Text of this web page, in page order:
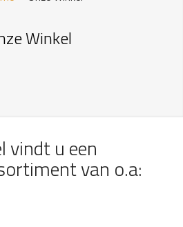
Winkel
vindt u een
van o.a: